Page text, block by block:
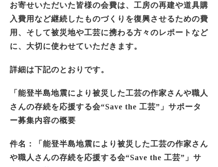
お寄せいただいた皆様の会費は、工房の再建や道具購
入費用など継続したものづくりを復興させるための費
用、そして被災地や工芸に携わる方々のレポートなど
に、大切に使わせていただきます。
詳細は下記のとおりです。
「能登半島地震により被災した工芸の作家さんや職人
さんの存続を応援する会“Save the 工芸”」 サポータ
ー募集内容の概要
件名：「能登半島地震により被災した工芸の作家さん
や職人さんの存続を応援する会“Save the 工芸”」サ